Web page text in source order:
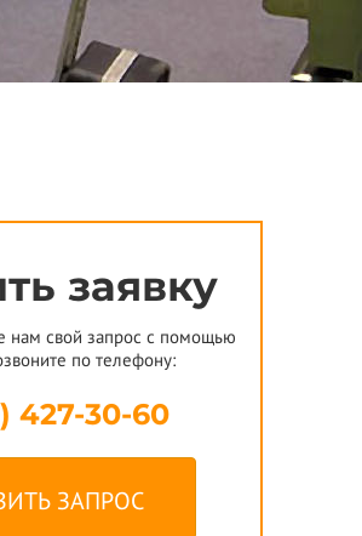
заявку
нам свой запрос с помощью
по телефону:
427-30-60
ЗАПРОС